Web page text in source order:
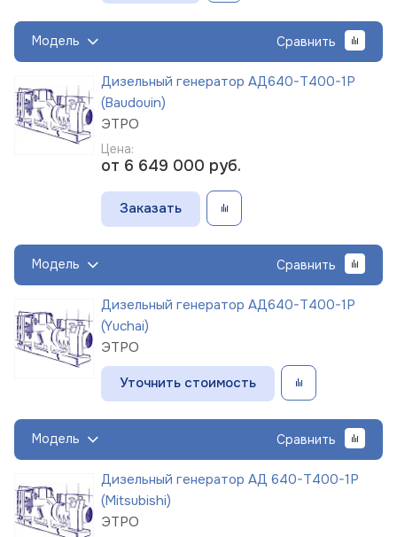
Модель Сравнить
Дизельный генератор АД640-Т400-1Р
(Baudouin)
ЭТРО
Цена:
от 6 649 000 руб.
Заказать
Модель Сравнить
Дизельный генератор АД640-Т400-1Р
(Yuchai)
ЭТРО
Уточнить стоимость
Модель Сравнить
Дизельный генератор АД 640-Т400-1Р
(Mitsubishi)
ЭТРО